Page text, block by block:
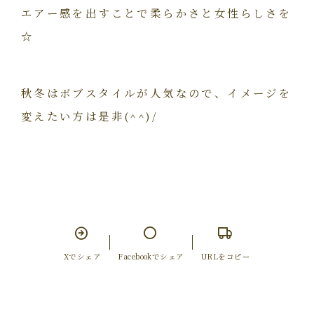
エアー感を出すことで柔らかさと女性らしさを
☆
秋冬はボブスタイルが人気なので、イメージを
変えたい方は是非(^^)/
Xでシェア Facebookでシェア URLをコピー